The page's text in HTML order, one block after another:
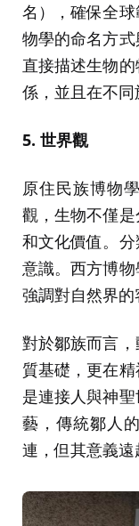
名），確保全
物學的命名方
直接描述生物
係，並且在不同
5. 世界觀
原住民族博物
觀，生物不僅
和文化價值。
意識。西方博
強調對自然界的
對於鄒族而言
質基礎，更在
是連接人與神
藝，傳統鄒人
連，但其意義遠